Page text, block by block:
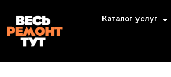
Каталог услуг